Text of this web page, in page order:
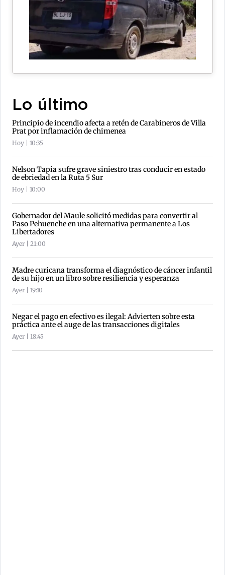
Lo último
Principio de incendio afecta a retén de Carabineros de Villa
Prat por inflamación de chimenea
Hoy | 10:35
Nelson Tapia sufre grave siniestro tras conducir en estado
de ebriedad en la Ruta 5 Sur
Hoy | 10:00
Gobernador del Maule solicitó medidas para convertir al
Paso Pehuenche en una alternativa permanente a Los
Libertadores
Ayer | 21:00
Madre curicana transforma el diagnóstico de cáncer infantil
de su hijo en un libro sobre resiliencia y esperanza
Ayer | 19:10
Negar el pago en efectivo es ilegal: Advierten sobre esta
práctica ante el auge de las transacciones digitales
Ayer | 18:45